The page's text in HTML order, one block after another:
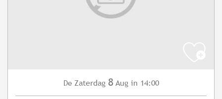
De Zaterdag 8 Aug in 14:00